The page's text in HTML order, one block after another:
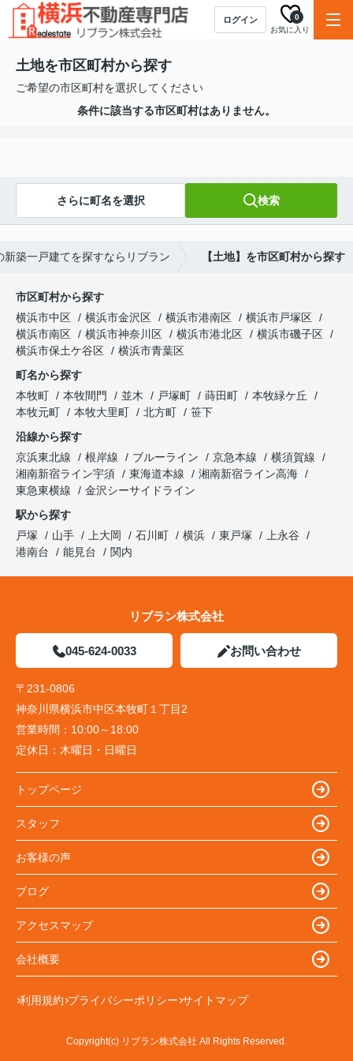
ログイン
お気に入り
0
土地を市区町村から探す
ご希望の市区町村を選択してください
条件に該当する市区町村はありません。
さらに町名を選択 検索
築一戸建てを探すならリブラン 【土地】を市区町村から探す
市区町村から探す
横浜市中区
横浜市金沢区 横浜市港南区
横浜市戸塚区
横浜市南区
横浜市神奈川区 横浜市港北区
横浜市磯子区
横浜市保土ケ谷区
横浜市青葉区
町名から探す
本牧町
本牧間門 並木 戸塚町 蒔田町
本牧緑ケ丘
本牧元町
本牧大里町 北方町
笹下
沿線から探す
京浜東北線
根岸線 ブルーライン 京急本線
横須賀線
湘南新宿ライン宇須
東海道本線
湘南新宿ライン高海
東急東横線
金沢シーサイドライン
駅から探す
戸塚
山手 上大岡 石川町 横浜 東戸塚
上永谷
港南台
能見台 関内
リブラン株式会社
045-624-0033 お問い合わせ
〒231-0806
神奈川県横浜市中区本牧町１丁目2
営業時間： 10:00～18:00
定休日： 木曜日・日曜日
トップページ
スタッフ
お客様の声
ブログ
アクセスマップ
会社概要
利用規約 プライバシーポリシー サイトマップ
Copyright(c) リブラン株式会社 All Rights Reserved.